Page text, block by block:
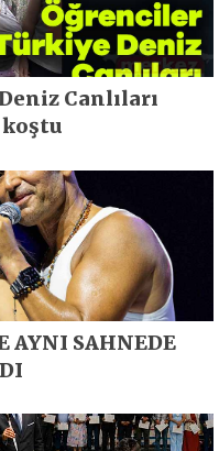
Canlıları
koştu
AYNI SAHNEDE